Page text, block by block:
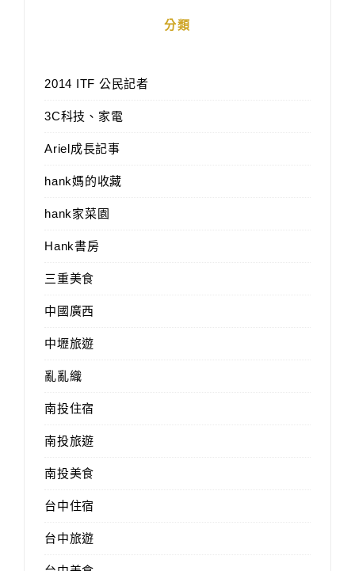
分類
2014 ITF 公民記者
3C科技、家電
Ariel成長記事
hank媽的收藏
hank家菜園
Hank書房
三重美食
中國廣西
中壢旅遊
亂亂織
南投住宿
南投旅遊
南投美食
台中住宿
台中旅遊